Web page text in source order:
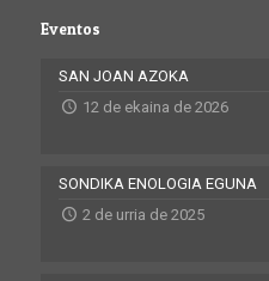
Eventos
SAN JOAN AZOKA
12 de ekaina de 2026
SONDIKA ENOLOGIA EGUNA
2 de urria de 2025